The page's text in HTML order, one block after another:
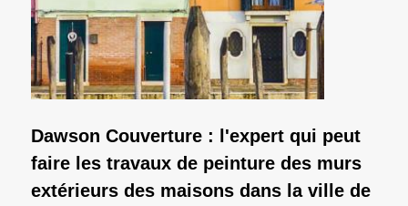
Dawson Couverture : l'expert qui peut
faire les travaux de peinture des murs
extérieurs des maisons dans la ville de